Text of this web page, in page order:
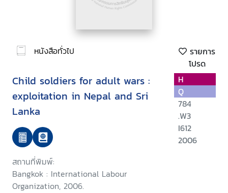
หนังสือทั่วไป
รายการ
โปรด
Child soldiers for adult wars :
exploitation in Nepal and Sri
Lanka
สถานที่พิมพ์:
Bangkok : International Labour
Organization, 2006.
H
Q
784
.W3
I612
2006